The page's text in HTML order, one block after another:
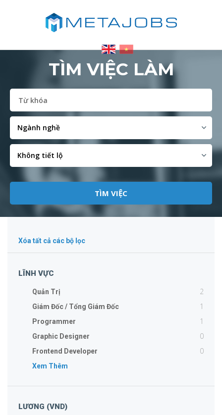
TÌM VIỆC LÀM
Xóa tất cả các bộ lọc
LĨNH VỰC
Quản Trị 2
Giám Đốc / Tổng Giám Đốc 1
Programmer 1
Graphic Designer 0
Frontend Developer 0
Xem Thêm
LƯƠNG (VND)